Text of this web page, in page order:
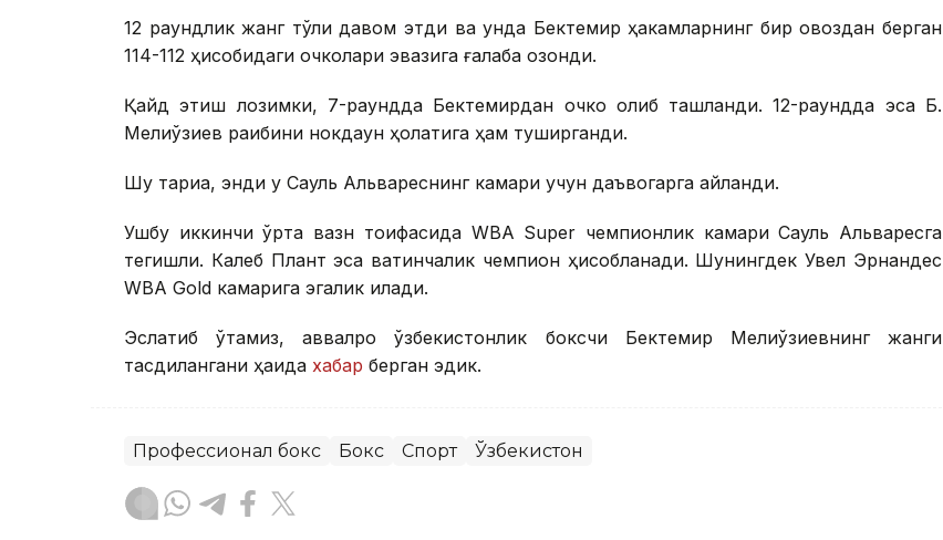
12 раундлик жанг тўлиқ давом этди ва унда Бектемир ҳакамларнинг бир овоздан берган
114-112 ҳисобидаги очколари эвазига ғалаба қозонди.
Қайд этиш лозимки, 7-раундда Бектемирдан очко олиб ташланди. 12-раундда эса Б.
Мелиқўзиев рақибини нокдаун ҳолатига ҳам туширганди.
Шу тариқа, энди у Сауль Альвареснинг камари учун даъвогарга айланди.
Ушбу иккинчи ўрта вазн тоифасида WBA Super чемпионлик камари Сауль Альваресга
тегишли. Калеб Плант эса вақтинчалик чемпион ҳисобланади. Шунингдек Увел Эрнандес
WBA Gold камарига эгалик қилади.
Эслатиб ўтамиз, аввалроқ ўзбекистонлик боксчи Бектемир Мелиқўзиевнинг жанги
тасдиқлангани ҳақида хабар берган эдик.
Профессионал бокс Бокс Спорт Ўзбекистон